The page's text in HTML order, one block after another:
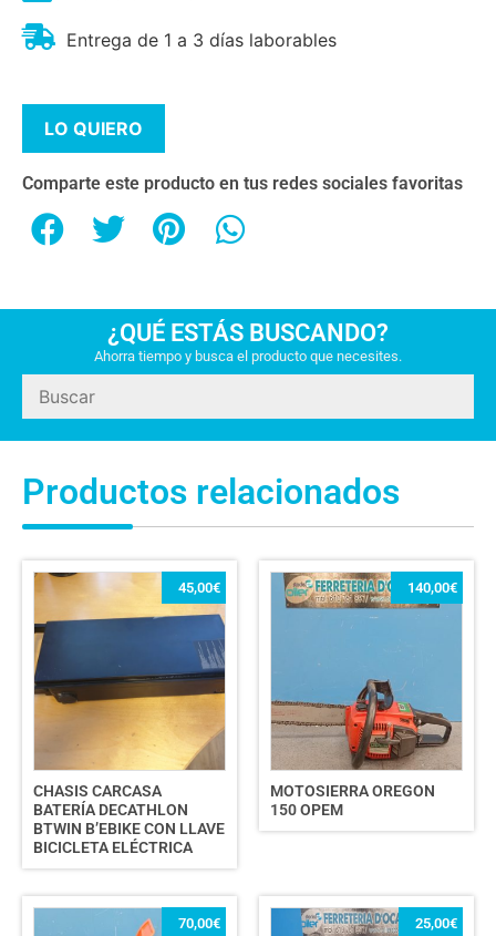
Entrega de 1 a 3 días laborables
LO QUIERO
Comparte este producto en tus redes sociales favoritas
¿QUÉ ESTÁS BUSCANDO?
Ahorra tiempo y busca el producto que necesites.
Productos relacionados
CHASIS CARCASA
BATERÍA DECATHLON
BTWIN B’EBIKE CON LLAVE
BICICLETA ELÉCTRICA
45,00€
MOTOSIERRA OREGON
150 OPEM
140,00€
70,00€ 25,00€